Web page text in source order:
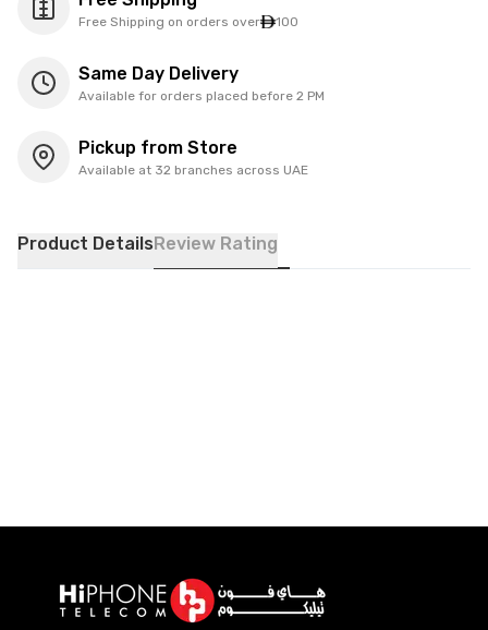
Free Shipping on orders over 100
Same Day Delivery
Available for orders placed before 2 PM
Pickup from Store
Available at 32 branches across UAE
Product DetailsReview Rating